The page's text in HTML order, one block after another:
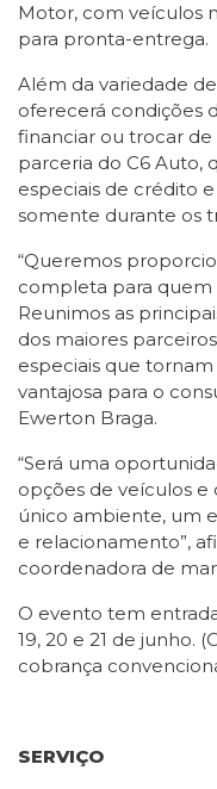
Motor, com veículos
para pronta-entrega.
Além da variedade
oferecerá condições
financiar ou trocar
parceria do C6 Auto,
especiais de crédito
somente durante os
“Queremos
completa para
Reunimos as
dos maiores
especiais que
vantajosa para o
Ewerton Braga.
“Será uma
opções de veículos
único ambiente, um
e relacionamento”,
coordenadora de
O evento tem
19, 20 e 21 de junho.
cobrança
SERVIÇO